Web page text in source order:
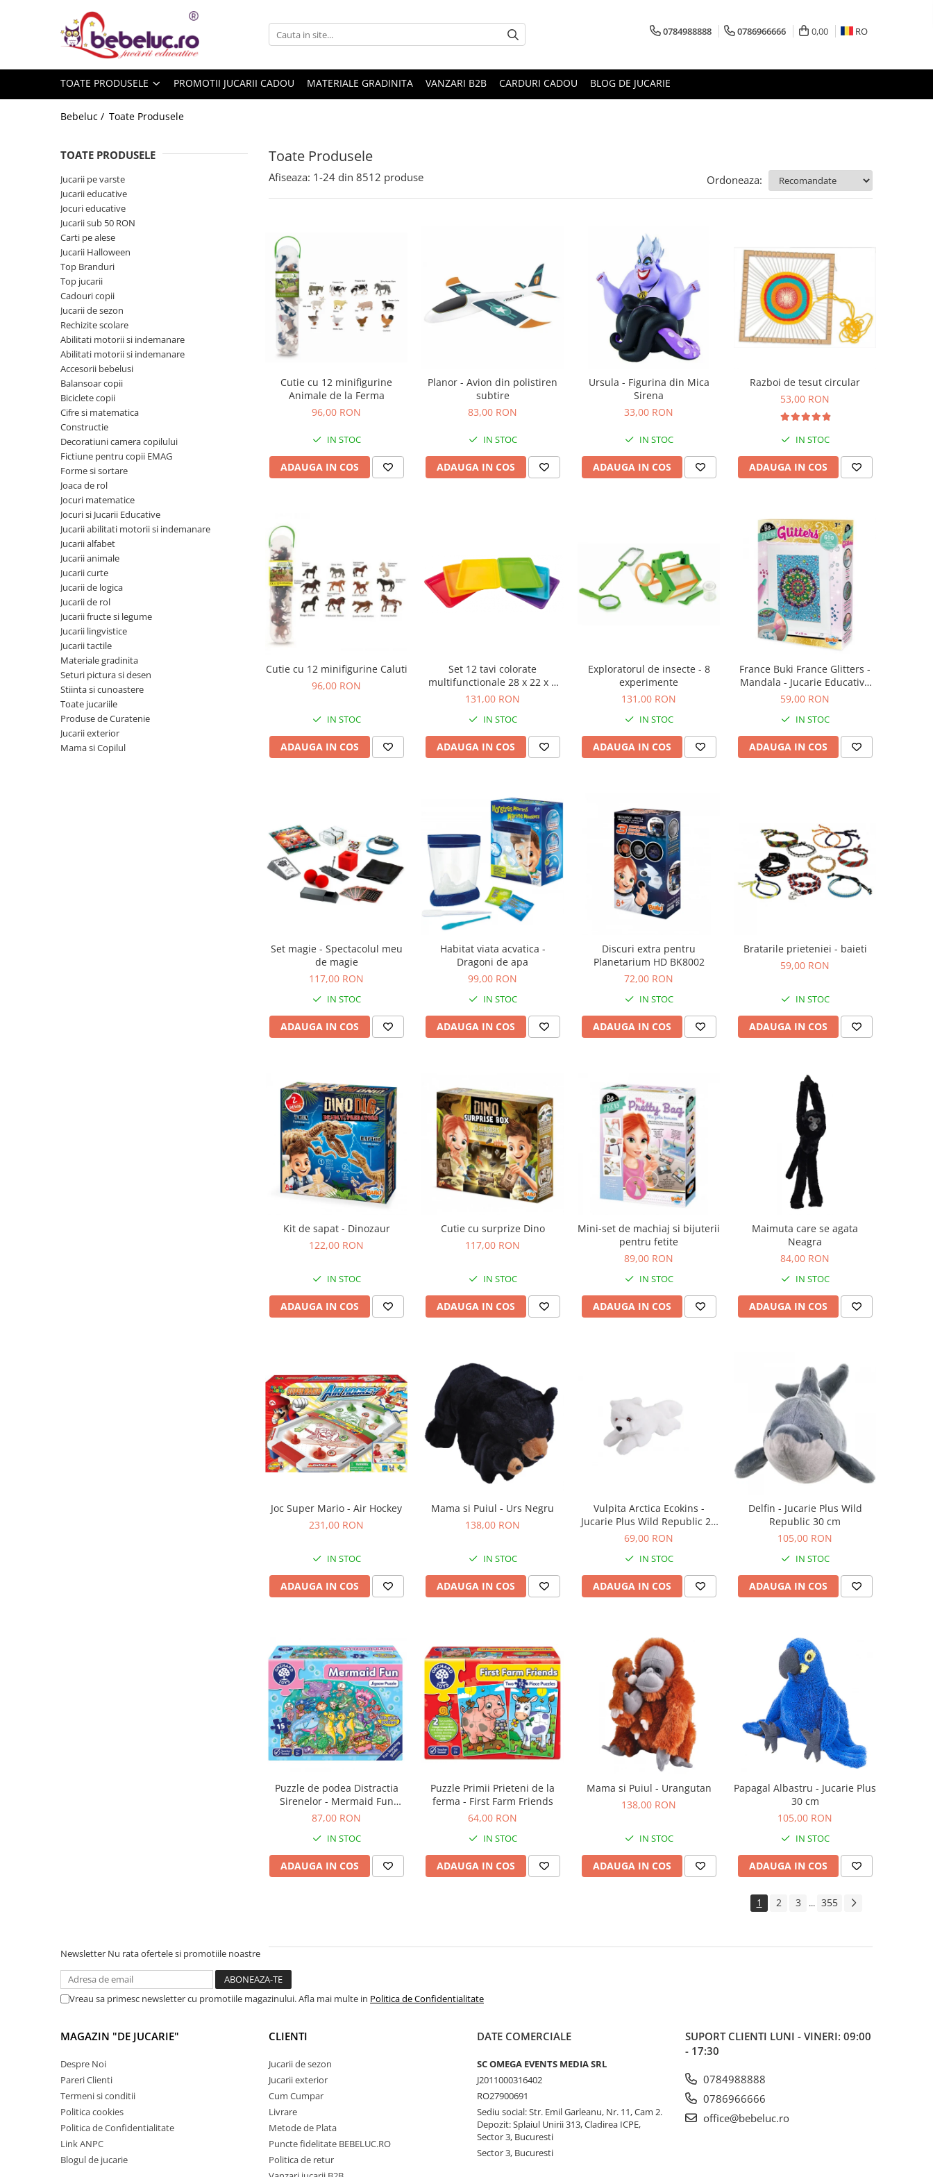
Toate Produsele
Set constructie copii
Jucarii magnetice
Seturi Experimente pentru copii
Organele Corpului Uman
Roboti de jucarie
Jucarii Creativitate
Lucru manual copii
Seturi de desen
Seturi de pictura pentru copii
Tatuaje Copii
Nisip kinetic
Jucarii interactive
Proiector pentru copii
Instrumente muzicale pentru copii
Caruseluri muzicale
Storytelling
Bucatarii pentru copii
Banc de lucru pentru copii
Papusi de mana
Casa de papusi
Bormasina magica
Costum Halloween Copii
Papusi si Bebelusi Reborn
Animale de jucarie
Jucarii cu Dinozauri
Figurine cu animale domestice
Figurine plus
Jucarii Montessori
Nevoi speciale si sindrom Down
Cadou copii 11 ani
Cadou copii 12 ani
Rechizite scolare
Caserola compartimentata copii
Etui Ochelari
Ghiozdan baieti
Ghiozdan fete
0784988888 0786966666 0,00 RO
TOATE PRODUSELE PROMOTII JUCARII CADOU MATERIALE GRADINITA VANZARI B2B CARDURI CADOU BLOG DE JUCARIE
Bebeluc / Toate Produsele
Toate Produsele
TOATE PRODUSELE
Jucarii pe varste
Jucarii educative
Jocuri educative
Jucarii sub 50 RON
Carti pe alese
Jucarii Halloween
Top Branduri
Top jucarii
Cadouri copii
Jucarii de sezon
Rechizite scolare
Abilitati motorii si indemanare
Abilitati motorii si indemanare
Accesorii bebelusi
Balansoar copii
Biciclete copii
Cifre si matematica
Constructie
Decoratiuni camera copilului
Fictiune pentru copii EMAG
Forme si sortare
Joaca de rol
Jocuri matematice
Jocuri si Jucarii Educative
Jucarii abilitati motorii si indemanare
Jucarii alfabet
Jucarii animale
Jucarii curte
Jucarii de logica
Jucarii de rol
Jucarii fructe si legume
Jucarii lingvistice
Jucarii tactile
Materiale gradinita
Seturi pictura si desen
Stiinta si cunoastere
Toate jucariile
Produse de Curatenie
Jucarii exterior
Mama si Copilul
Afiseaza: 1-24 din 8512 produse Ordoneaza:
Cutie cu 12 minifigurine
Animale de la Ferma
96,00 RON
IN STOC
ADAUGA IN COS
Planor - Avion din polistiren
subtire
83,00 RON
IN STOC
ADAUGA IN COS
Ursula - Figurina din Mica
Sirena
33,00 RON
IN STOC
ADAUGA IN COS
Razboi de tesut circular
53,00 RON
IN STOC
ADAUGA IN COS
Cutie cu 12 minifigurine Caluti
96,00 RON
IN STOC
ADAUGA IN COS
Set 12 tavi colorate
multifunctionale 28 x 22 x 3
cm, pentru gradinita si scoala
131,00 RON
IN STOC
ADAUGA IN COS
Exploratorul de insecte - 8
experimente
131,00 RON
IN STOC
ADAUGA IN COS
France Buki France Glitters -
Mandala - Jucarie Educativa
de inalta calitate pentru copii
59,00 RON
IN STOC
ADAUGA IN COS
Set magie - Spectacolul meu
de magie
117,00 RON
IN STOC
ADAUGA IN COS
Habitat viata acvatica -
Dragoni de apa
99,00 RON
IN STOC
ADAUGA IN COS
Discuri extra pentru
Planetarium HD BK8002
72,00 RON
IN STOC
ADAUGA IN COS
Bratarile prieteniei - baieti
59,00 RON
IN STOC
ADAUGA IN COS
Kit de sapat - Dinozaur
122,00 RON
IN STOC
ADAUGA IN COS
Cutie cu surprize Dino
117,00 RON
IN STOC
ADAUGA IN COS
Mini-set de machiaj si bijuterii
pentru fetite
89,00 RON
IN STOC
ADAUGA IN COS
Maimuta care se agata
Neagra
84,00 RON
IN STOC
ADAUGA IN COS
Joc Super Mario - Air Hockey
231,00 RON
IN STOC
ADAUGA IN COS
Mama si Puiul - Urs Negru
138,00 RON
IN STOC
ADAUGA IN COS
Vulpita Arctica Ecokins -
Jucarie Plus Wild Republic 20
cm
69,00 RON
IN STOC
ADAUGA IN COS
Delfin - Jucarie Plus Wild
Republic 30 cm
105,00 RON
IN STOC
ADAUGA IN COS
Puzzle de podea Distractia
Sirenelor - Mermaid Fun
puzzle
87,00 RON
IN STOC
ADAUGA IN COS
Puzzle Primii Prieteni de la
ferma - First Farm Friends
64,00 RON
IN STOC
ADAUGA IN COS
Mama si Puiul - Urangutan
138,00 RON
IN STOC
ADAUGA IN COS
Papagal Albastru - Jucarie Plus
30 cm
105,00 RON
IN STOC
ADAUGA IN COS
1 2 3 ... 355
Newsletter Nu rata ofertele si promotiile noastre
Vreau sa primesc newsletter cu promotiile magazinului. Afla mai multe in Politica de Confidentialitate
MAGAZIN "DE JUCARIE"
Despre Noi
Pareri Clienti
Termeni si conditii
Politica cookies
Politica de Confidentialitate
Link ANPC
Blogul de jucarie
CLIENTI
Jucarii de sezon
Jucarii exterior
Cum Cumpar
Livrare
Metode de Plata
Puncte fidelitate BEBELUC.RO
Politica de retur
DATE COMERCIALE
SC OMEGA EVENTS MEDIA SRL
J2011000316402
RO27900691
Sediu social: Str. Emil Garleanu, Nr. 11, Cam 2.
Depozit: Splaiul Unirii 313, Cladirea ICPE,
Sector 3, Bucuresti
Sector 3, Bucuresti
SUPORT CLIENTI LUNI - VINERI: 09:00
- 17:30
0784988888
0786966666
office@bebeluc.ro